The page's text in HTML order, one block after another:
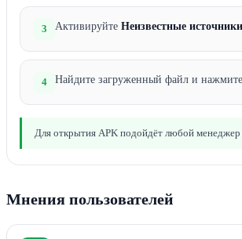
3 Активируйте Неизвестные источники
4 Найдите загруженный файл и нажмите
Для открытия APK подойдёт любой менеджер
Мнения пользователей